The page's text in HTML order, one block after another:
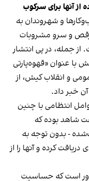
آنها برای سرکوب
و شهروندان به
رقص و سرو مشروبات
جمله، در پی انتشار
با عنوان «قهوه‌پارتی
و انقلاب کیش، از
خبر داد.
انتظامی با چنین
شاهد بوده که
- بدون توجه به
کرده و آنها را از
است که حساسیت